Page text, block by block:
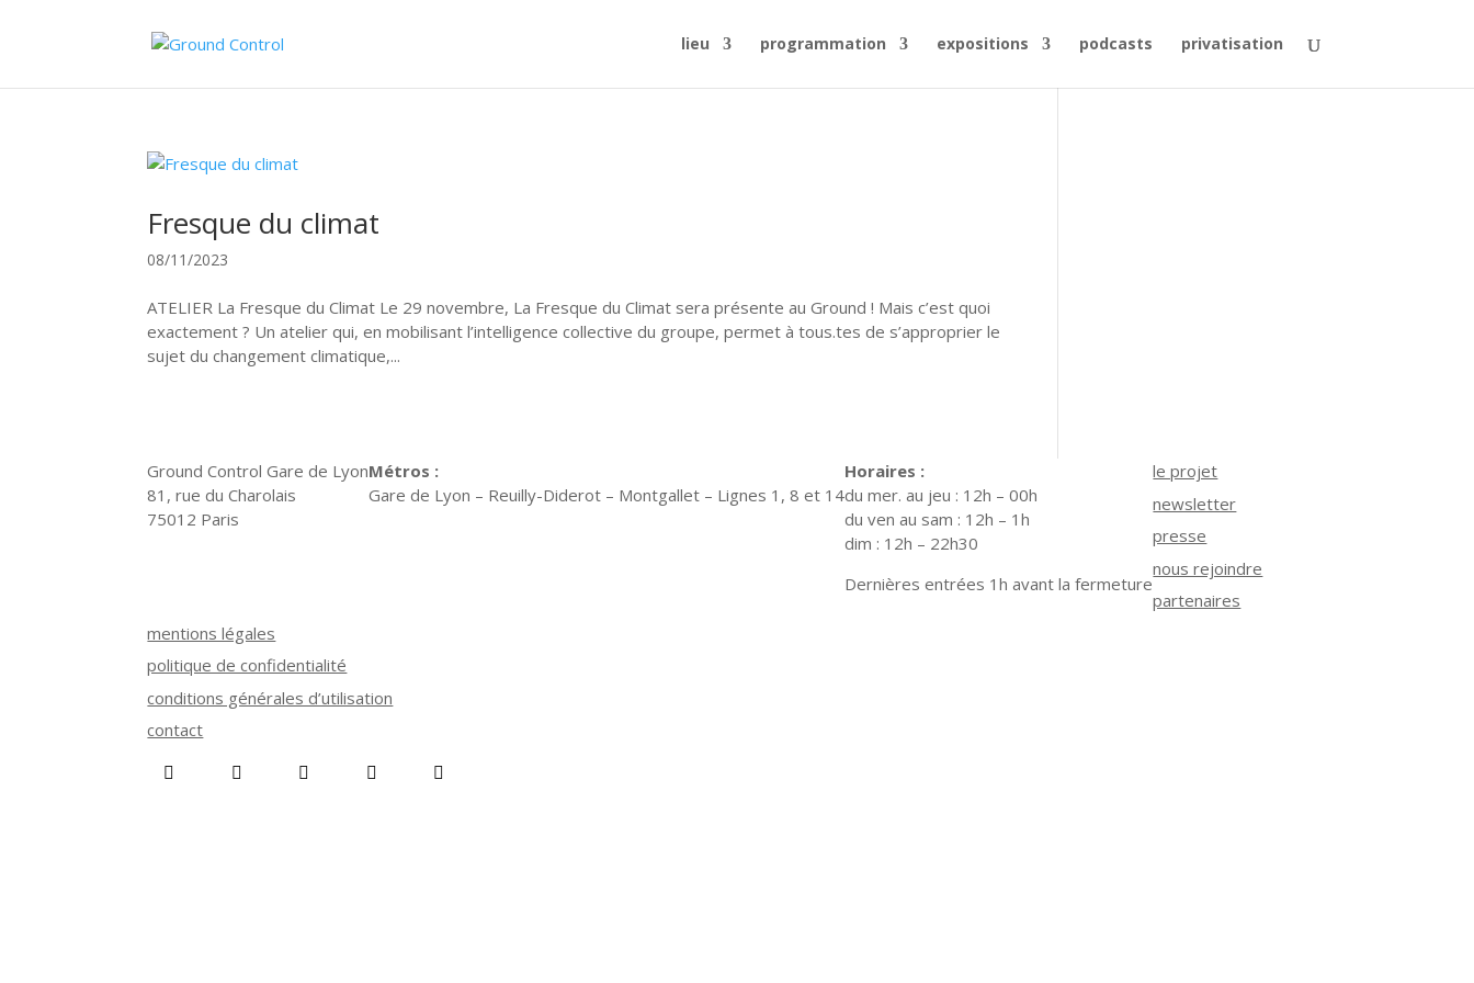
lieu programmation expositions podcasts privatisation
Fresque du climat
08/11/2023
ATELIER La Fresque du Climat Le 29 novembre, La Fresque du Climat sera présente au Ground ! Mais c’est quoi
exactement ? Un atelier qui, en mobilisant l’intelligence collective du groupe, permet à tous.tes de s’approprier le
sujet du changement climatique,...
Ground Control Gare de Lyon
81, rue du Charolais
75012 Paris
Métros :
Gare de Lyon – Reuilly-Diderot – Montgallet – Lignes 1, 8 et 14
Horaires :
du mer. au jeu : 12h – 00h
du ven au sam : 12h – 1h
dim : 12h – 22h30
Dernières entrées 1h avant la fermeture
le projet
newsletter
presse
nous rejoindre
partenaires
mentions légales
politique de confidentialité
conditions générales d’utilisation
contact